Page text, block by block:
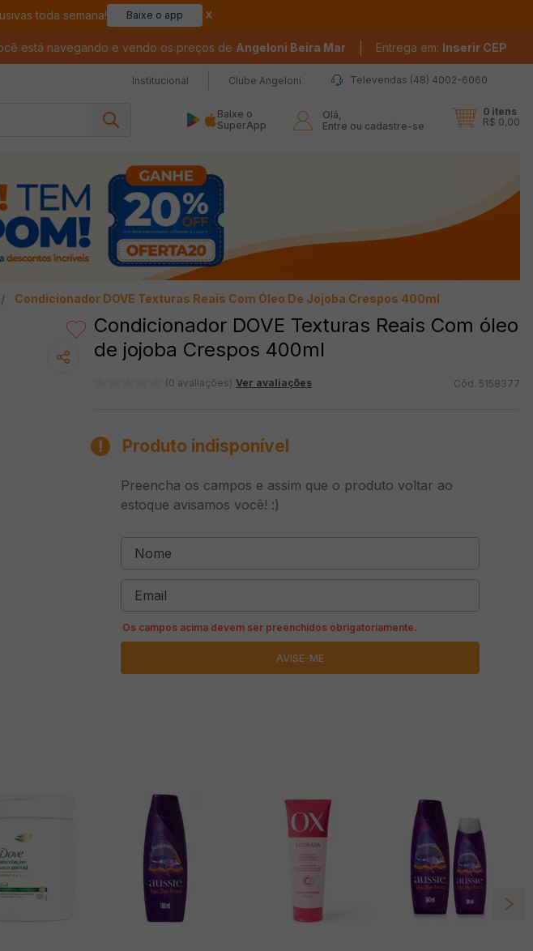
toda semana! Baixe o app
está navegando e vendo os preços de Angeloni Beira Mar Entrega em: Inserir CEP
Institucional Clube Angeloni Televendas (48) 4002-6060
Baixe o
SuperApp
Olá,
Entre ou cadastre-se
0 itens
R$ 0,00
Condicionador DOVE Texturas Reais Com Óleo De Jojoba Crespos 400ml
Condicionador DOVE Texturas Reais Com óleo
de jojoba Crespos 400ml
(0 avaliações) Ver avaliações 5158377
Produto indisponível
Preencha os campos e assim que o produto voltar ao
estoque avisamos você! :)